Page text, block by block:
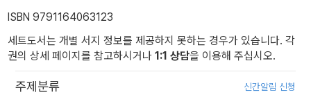
ISBN 9791164063123
세트도서는 개별 서지 정보를 제공하지 못하는 경우가 있습니다. 각
권의 상세 페이지를 참고하시거나 1:1 상담을 이용해 주십시오.
주제분류 신간알림 신청